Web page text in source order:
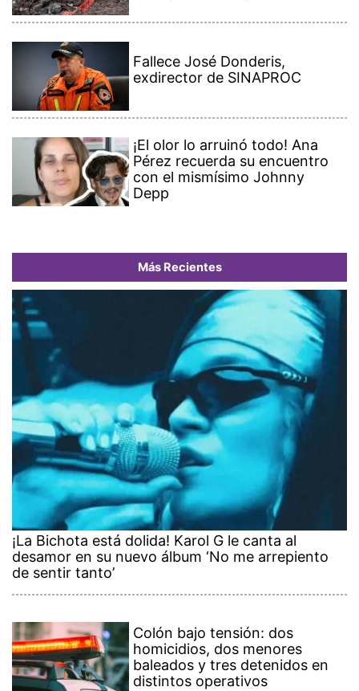
Fallece José Donderis,
exdirector de SINAPROC
¡El olor lo arruinó todo! Ana
Pérez recuerda su encuentro
con el mismísimo Johnny
Depp
Más Recientes
¡La Bichota está dolida! Karol G le canta al
desamor en su nuevo álbum ‘No me arrepiento
de sentir tanto’
Colón bajo tensión: dos
homicidios, dos menores
baleados y tres detenidos en
distintos operativos